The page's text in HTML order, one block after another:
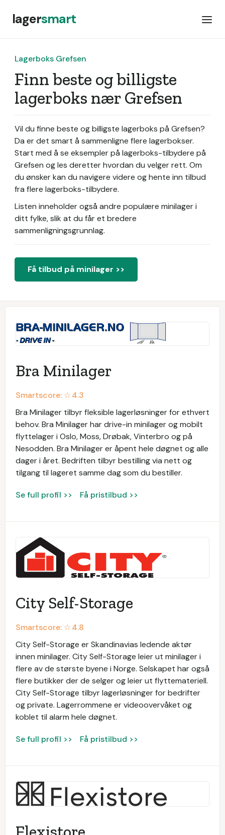
lagersmart
Lagerboks Grefsen
Finn beste og billigste
lagerboks nær Grefsen
Vil du finne beste og billigste lagerboks på Grefsen?
Da er det smart å sammenligne flere lagerbokser.
Start med å se eksempler på lagerboks-tilbydere på
Grefsen og les deretter hvordan du velger rett. Om
du ønsker kan du navigere videre og hente inn tilbud
fra flere lagerboks-tilbydere.
Listen inneholder også andre populære minilager i
ditt fylke, slik at du får et bredere
sammenligningsgrunnlag.
Få tilbud på minilager >>
Bra Minilager
Smartscore: ☆4.3
Bra Minilager tilbyr fleksible lagerløsninger for ethvert
behov. Bra Minilager har drive-in minilager og mobilt
flyttelager i Oslo, Moss, Drøbak, Vinterbro og på
Nesodden. Bra Minilager er åpent hele døgnet og alle
dager i året. Bedriften tilbyr bestilling via nett og
tilgang til lageret samme dag som du bestiller.
Se full profil >> Få pristilbud >>
City Self-Storage
Smartscore: ☆4.8
City Self-Storage er Skandinavias ledende aktør
innen minilager. City Self-Storage leier ut minilager i
flere av de største byene i Norge. Selskapet har også
flere butikker der de selger og leier ut flyttemateriell.
City Self-Storage tilbyr lagerløsninger for bedrifter
og private. Lagerrommene er videoovervåket og
koblet til alarm hele døgnet.
Se full profil >> Få pristilbud >>